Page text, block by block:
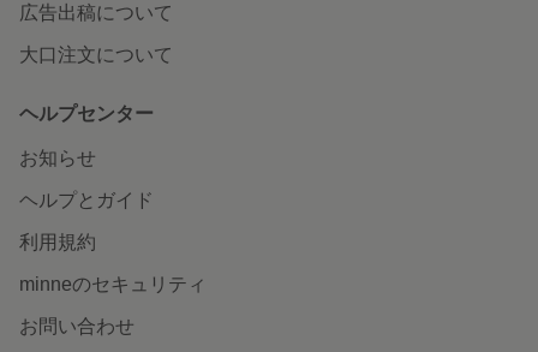
広告出稿について
大口注文について
ヘルプセンター
お知らせ
ヘルプとガイド
利用規約
minneのセキュリティ
お問い合わせ